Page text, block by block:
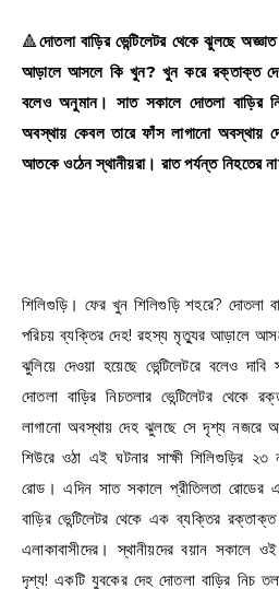
🔺দোতলা বাড়ির ভেন্টিলেটর থেকে ঝুলছে অজ্ঞাত পরিচয় ব্যক্তির দেহ! রহস্য মৃত্যুর
আড়ালে আসলে কি খুন? খুন করে রক্তাক্ত দেহ
বলেও অনুমান। সাত সকালে দোতলা বাড়ির
অবস্থায় কেবল তারে ফাঁস লাগানো
আতকে ওঠেন স্থানীয়রা। রাত পর্যন্ত নিহতের
শিলিগুড়ি। ফের খুন শিলিগুড়ি শহরে? দোতলা
পরিচয় ব্যক্তির দেহ! রহস্য মৃত্যুর আড়ালে
ঝুলিয়ে দেওয়া হয়েছে ভেন্টিলেটরে বলেও
দোতলা বাড়ির নিচতলার ভেন্টিলেটর থেকে
লাগানো অবস্থায় দেহ ঝুলছে সে দৃশ্য নজরে
শিউরে ওঠা এই ঘটনার সাক্ষী শিলিগুড়ির ২৩
রোড। এদিন সাত সকালে প্রীতিলতা রোডের
বাড়ির ভেন্টিলেটর থেকে এক ব্যক্তির
এলাকাবাসীদের। স্থানীয়দের বয়ান সকালে
দৃশ্য! একটি যুবকের দেহ দোতলা বাড়ির নিচ